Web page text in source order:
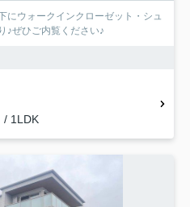
にウォークインクローゼット・シュ
♪ぜひご内覧ください♪
/ 1LDK